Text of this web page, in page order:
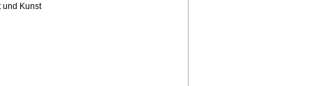
und Kunst